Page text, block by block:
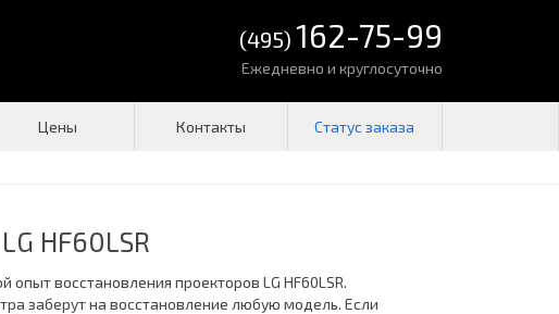
(495) 162-75-99
Ежедневно и круглосуточно
Цены Контакты
HF60LSR
восстановления проекторов LG HF60LSR.
заберут на восстановление любую модель. Если